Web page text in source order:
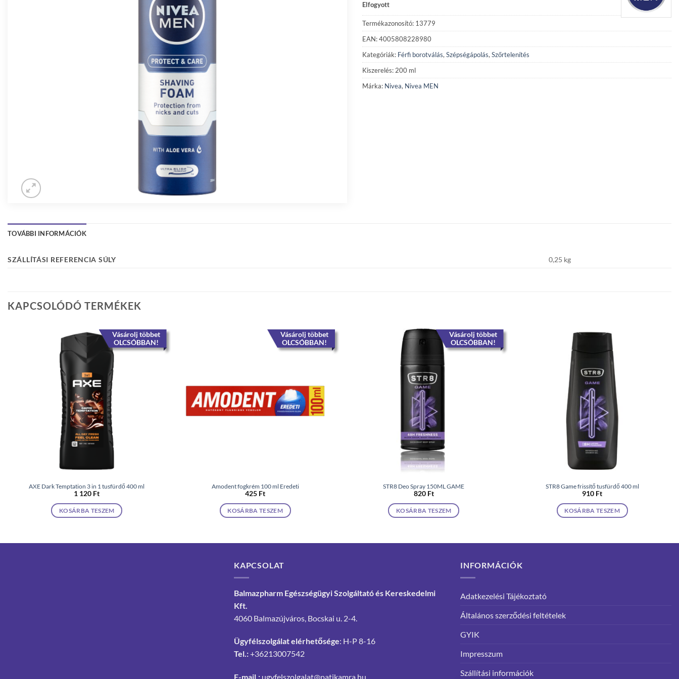
Elfogyott
Termékazonosító: 13779
EAN: 4005808228980
Kategóriák: Férfi borotválás, Szépségápolás, Szőrtelenítés
Kiszerelés: 200 ml
Márka: Nivea, Nivea MEN
TOVÁBBI INFORMÁCIÓK
SZÁLLÍTÁSI REFERENCIA SÚLY 0,25 kg
KAPCSOLÓDÓ TERMÉKEK
Vásárolj többet
OLCSÓBBAN!
AXE Dark Temptation 3 in 1 tusfürdő 400 ml
1 120 Ft
KOSÁRBA TESZEM
Vásárolj többet
OLCSÓBBAN!
Amodent fogkrém 100 ml Eredeti
425 Ft
KOSÁRBA TESZEM
Vásárolj többet
OLCSÓBBAN!
STR8 Deo Spray 150ML GAME
820 Ft
KOSÁRBA TESZEM
STR8 Game frissítő tusfürdő 400 ml
910 Ft
KOSÁRBA TESZEM
KAPCSOLAT
Balmazpharm Egészségügyi Szolgáltató és Kereskedelmi
Kft.
4060 Balmazújváros, Bocskai u. 2-4.
Ügyfélszolgálat elérhetősége: H-P 8-16
Tel.:+36213007542
E-mail.: ugyfelszolgalat@patikamra.hu
INFORMÁCIÓK
Adatkezelési Tájékoztató
Általános szerződési feltételek
GYIK
Impresszum
Szállítási információk